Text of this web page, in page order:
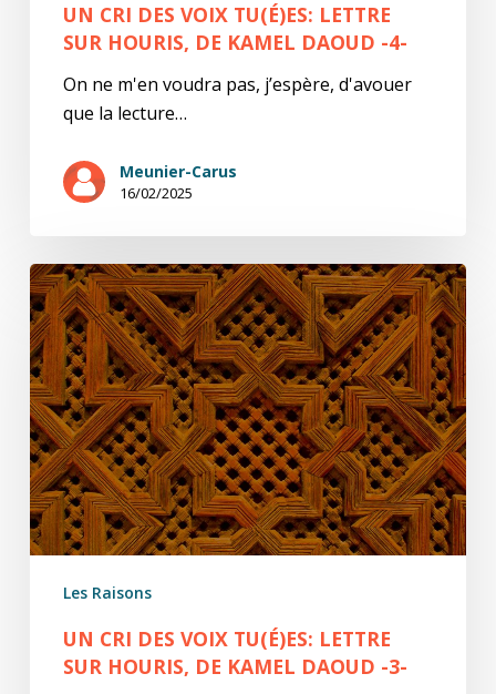
UN CRI DES VOIX TU(É)ES: LETTRE
SUR HOURIS, DE KAMEL DAOUD -4-
On ne m'en voudra pas, j’espère, d'avouer
que la lecture…
Meunier-Carus
16/02/2025
Un
cri
des
voix
tu(é)es:
lettre
sur
Houris,
de
Kamel
Les Raisons
UN CRI DES VOIX TU(É)ES: LETTRE
SUR HOURIS, DE KAMEL DAOUD -3-